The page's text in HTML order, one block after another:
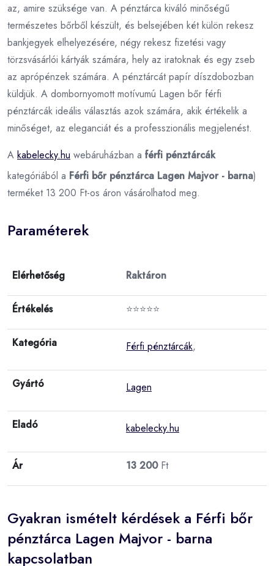
az, amire szüksége van. A pénztárca kiváló minőségű
természetes bőrből készült, és belsejében két külön rekesz
bankjegyek elhelyezésére, négy rekesz fizetési vagy
törzsvásárlói kártyák számára, hely az iratoknak és egy zseb
az aprópénzek számára. A pénztárcát papír díszdobozban
küldjük. A dombornyomott motívumú Lagen bőr férfi
pénztárcák ideális választás azok számára, akik értékelik a
minőséget, az eleganciát és a professzionális megjelenést.
A kabelecky.hu webáruházban a férfi pénztárcák
kategóriából a Férfi bőr pénztárca Lagen Majvor - barna)
terméket 13 200 Ft-os áron vásárolhatod meg.
Paraméterek
Elérhetőség Raktáron
Értékelés ⭐⭐⭐⭐⭐
Kategória Férfi pénztárcák,
Gyártó Lagen
Eladó kabelecky.hu
Ár 13 200Ft
Gyakran ismételt kérdések a Férfi bőr
pénztárca Lagen Majvor - barna
kapcsolatban